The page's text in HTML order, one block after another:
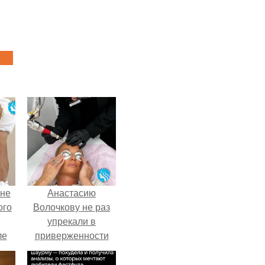
Анастасию
Волочкову не раз
упрекали в
приверженности
устаревшим бьюти -